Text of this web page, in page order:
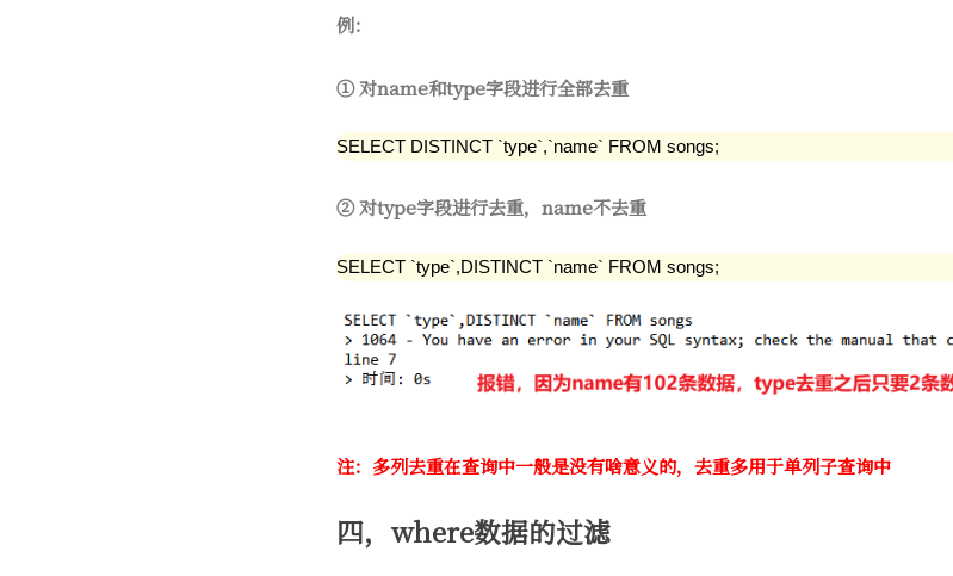
例：
① 对name和type字段进行全部去重
SELECT DISTINCT `type`,`name` FROM songs;
② 对type字段进行去重，name不去重
SELECT `type`,DISTINCT `name` FROM songs;
注：多列去重在查询中一般是没有啥意义的，去重多用于单列子查询中
四，where数据的过滤